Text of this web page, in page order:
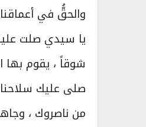
والحقُّ في
يا سيدي صلت
شوقاً ، يقوم بها
صلى عليك سلاحنا
من ناصروك ،